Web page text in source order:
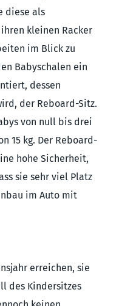
diese als
kleinen Racker
im Blick zu
Babyschalen ein
dessen
der Reboard-Sitz.
von null bis drei
15 kg. Der Reboard-
hohe Sicherheit,
sie sehr viel Platz
im Auto mit
erreichen, sie
des Kindersitzes